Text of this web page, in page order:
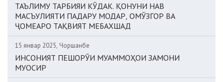
ТАЪЛИМУ ТАРБИЯИ КӮДАК. ҚОНУНИ НАВ
МАСЪУЛИЯТИ ПАДАРУ МОДАР, ОМӮЗГОР ВА
ҶОМЕАРО ТАҚВИЯТ МЕБАХШАД
15 январ 2025, Чоршанбе
ИНСОНИЯТ ПЕШОРӮИ МУАММОҲОИ ЗАМОНИ
МУОСИР